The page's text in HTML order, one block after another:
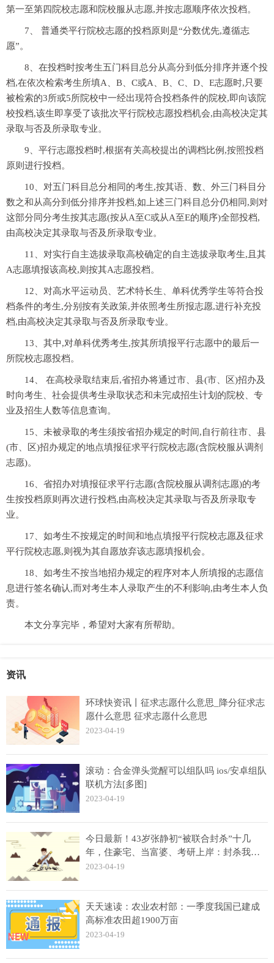
第一至第四院校志愿和院校服从志愿,并按志愿顺序依次投档。
7、 普通类平行院校志愿的投档原则是“分数优先,遵循志
愿”。
8、在投档时按考生五门科目总分从高分到低分排序并逐个投
档,在依次检索考生所填A、B、C或A、B、C、D、E志愿时,只要
被检索的3所或5所院校中一经出现符合投档条件的院校,即向该院
校投档,该生即享受了该批次平行院校志愿投档机会,由高校决定其
录取与否及所录取专业。
9、平行志愿投档时,根据有关高校提出的调档比例,按照投档
原则进行投档。
10、对五门科目总分相同的考生,按其语、数、外三门科目分
数之和从高分到低分排序并投档,如上述三门科目总分仍相同,则对
这部分同分考生按其志愿(按从A至C或从A至E的顺序)全部投档,
由高校决定其录取与否及所录取专业。
11、对实行自主选拔录取高校确定的自主选拔录取考生,且其
A志愿填报该高校,则按其A志愿投档。
12、对高水平运动员、艺术特长生、单科优秀学生等符合投
档条件的考生,分别按有关政策,并依照考生所报志愿,进行补充投
档,由高校决定其录取与否及所录取专业。
13、其中,对单科优秀考生,按其所填报平行志愿中的最后一
所院校志愿投档。
14、 在高校录取结束后,省招办将通过市、县(市、区)招办及
时向考生、社会提供考生录取状态和未完成招生计划的院校、专
业及招生人数等信息查询。
15、未被录取的考生须按省招办规定的时间,自行前往市、县
(市、区)招办规定的地点填报征求平行院校志愿(含院校服从调剂
志愿)。
16、省招办对填报征求平行志愿(含院校服从调剂志愿)的考
生按投档原则再次进行投档,由高校决定其录取与否及所录取专
业。
17、如考生不按规定的时间和地点填报平行院校志愿及征求
平行院校志愿,则视为其自愿放弃该志愿填报机会。
18、如考生不按当地招办规定的程序对本人所填报的志愿信
息进行签名确认,而对考生本人录取产生的不利影响,由考生本人负
责。
本文分享完毕，希望对大家有所帮助。
资讯
环球快资讯丨征求志愿什么意思_降分征求志
愿什么意思 征求志愿什么意思
2023-04-19
滚动：合金弹头觉醒可以组队吗 ios/安卓组队
联机方法[多图]
2023-04-19
今日最新！43岁张静初“被联合封杀”十几
年，住豪宅、当富婆、考研上岸：封杀我？
搞笑
2023-04-19
天天速读：农业农村部：一季度我国已建成
高标准农田超1900万亩
2023-04-19